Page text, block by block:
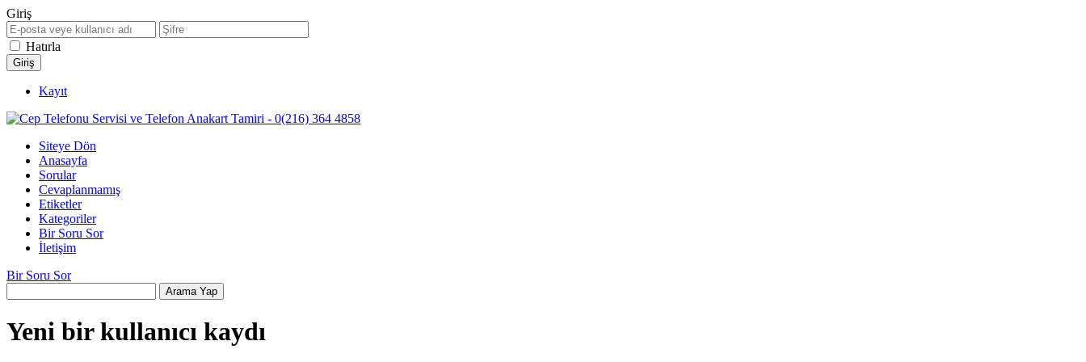
Giriş
Hatırla
Kayıt
Siteye Dön
Anasayfa
Sorular
Cevaplanmamış
Etiketler
Kategoriler
Bir Soru Sor
İletişim
Bir Soru Sor
Yeni bir kullanıcı kaydı